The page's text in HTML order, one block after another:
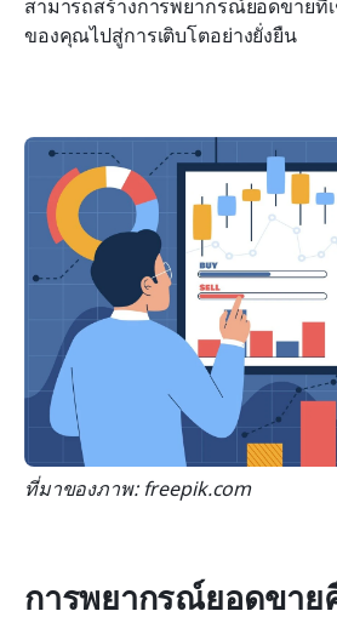
สามารถสร้างการพยากรณ์ยอดขายที่
ของคุณไปสู่การเติบโตอย่างยั่งยืน
ที่มาของภาพ: freepik.com
การพยากรณ์ยอดขาย
การอ่านที่เกี่ยวข้อง